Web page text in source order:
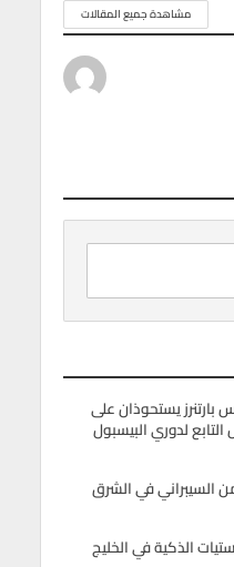
مشاهدة جميع المقالات
بارتنرز يستحوذان على
لدوري البيسبول
السيبراني في الشرق